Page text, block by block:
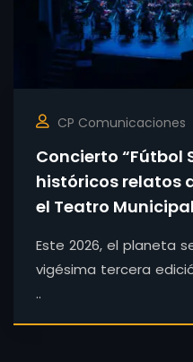
CP Comunicaciones
Concierto “Fútbol
históricos relatos
el Teatro
Este 2026, el planeta
vigésima tercera
..